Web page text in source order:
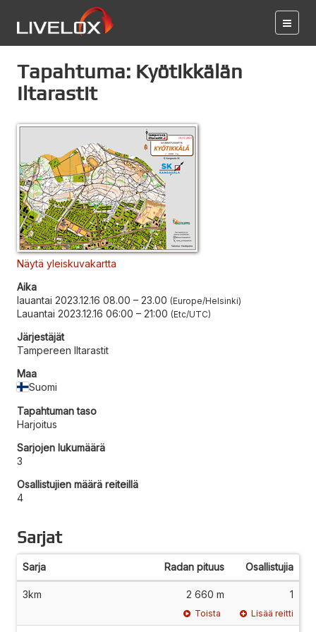
Tapahtuma: Kyötikkälän
Iltarastit
Näytä yleiskuvakartta
Aika
lauantai 2023.12.16 08.00 – 23.00 Europe/Helsinki
Lauantai 2023.12.16 06:00 – 21:00 Etc/UTC
Järjestäjät
Tampereen Iltarastit
Maa
Suomi
Tapahtuman taso
Harjoitus
Sarjojen lukumäärä
3
Osallistujien määrä reiteillä
4
Sarjat
Sarja Radan pituus Osallistujia
3km 2 660 m 1
Toista Lisää reitti